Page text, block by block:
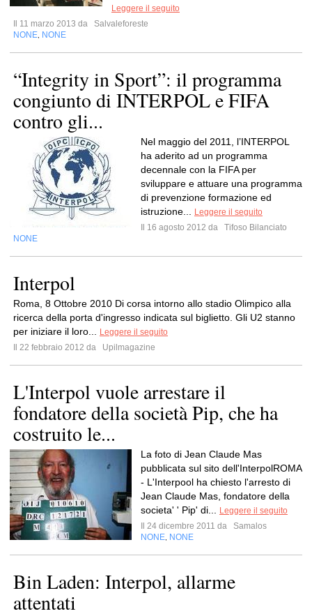
Leggere il seguito
Il 11 marzo 2013 da
Salvaleforeste
NONE NONE
“Integrity in Sport”: il programma
congiunto di INTERPOL e FIFA
contro gli...
Nel maggio del 2011, l’INTERPOL
ha aderito ad un programma
decennale con la FIFA per
sviluppare e attuare una programma
di prevenzione formazione ed
istruzione...
Leggere il seguito
Il 16 agosto 2012 da
Tifoso Bilanciato
NONE
Interpol
Roma, 8 Ottobre 2010 Di corsa intorno allo stadio Olimpico alla
ricerca della porta d'ingresso indicata sul biglietto. Gli U2 stanno
per iniziare il loro...
Leggere il seguito
Il 22 febbraio 2012 da
Upilmagazine
L'Interpol vuole arrestare il
fondatore della società Pip, che ha
costruito le...
La foto di Jean Claude Mas
pubblicata sul sito dell'InterpolROMA
- L'Interpool ha chiesto l'arresto di
Jean Claude Mas, fondatore della
societa' ' Pip' di...
Leggere il seguito
Il 24 dicembre 2011 da
Samalos
NONE NONE
Bin Laden: Interpol, allarme
attentati